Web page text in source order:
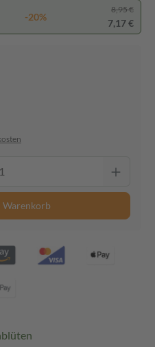
-20%
8,95 €
7,17 €
Warenkorb